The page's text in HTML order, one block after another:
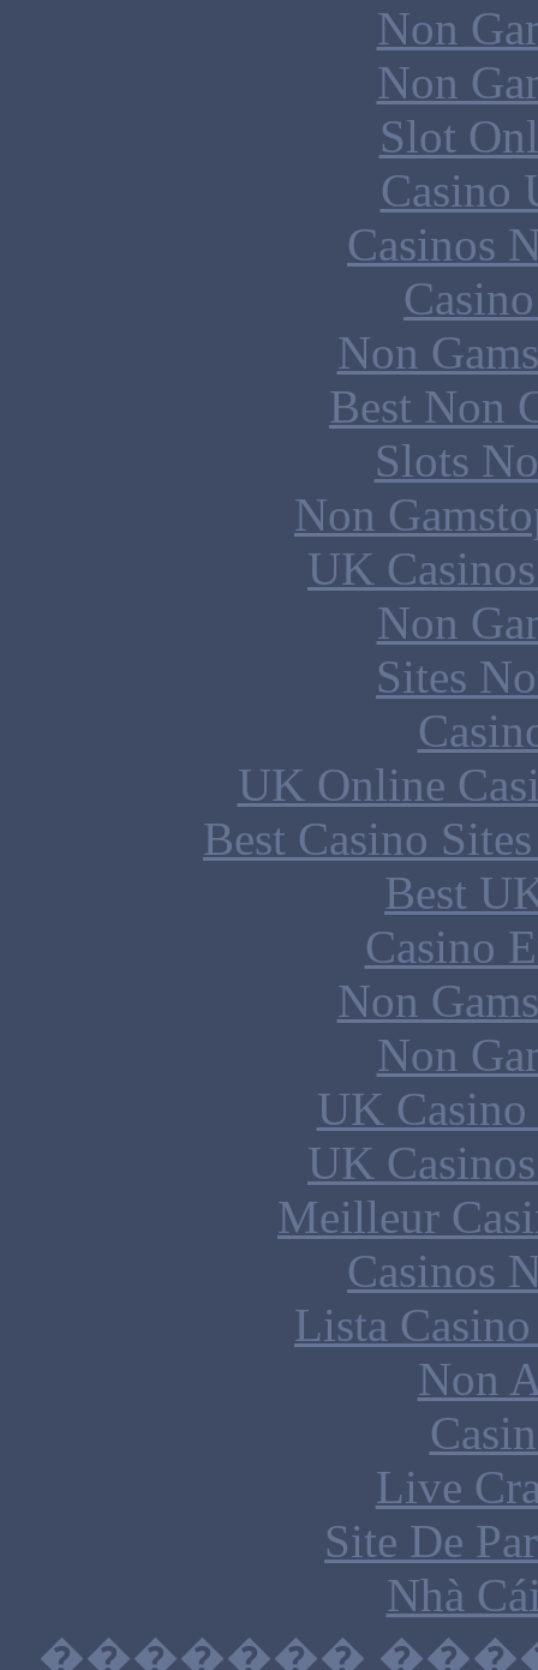
Non
Non
Slot
Casino
Casinos
Non
Best Non
Slots
Non
UK
Non
Sites
UK Online
Best Casino
Best
Casino
Non
Non
UK
UK
Meilleur
Casinos
Lista
Non
Live
Site De
Nhà
�������